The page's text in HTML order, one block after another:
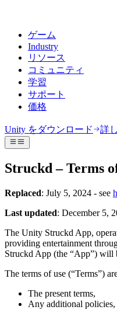
ゲーム
Industry
リソース
コミュニティ
学習
サポート
価格
Unityエンジン
任意のプラットフォーム
チームでの共同作業と迅
Unity をダウンロード
プランと価格
デプロイ
マルチプラットフォーム
Unity がサポートする 25
3Dコラボレーション
リアルタイムで3Dプロジ
没入型環境でのトレーニ
インタラクティブな3D体
業界
製造業
運用の卓越性を達成する
ドキュメント
公式ユーザーマニュアル
開発者ツール
リリースバージョンと問題
ロードマップ
今後の機能をレビューする
用語集
インサイト
ディスカッション
議論、問題解決、つながる
イベント
グローバルおよびローカル
コミュニティストーリー
Made with Unity
Unityクリエイターの紹介
開発者、クリエイター、
Unity Learn
Unityトレーナーでチーム
Unity初心者向け
スタートガイド
学習を開始しましょう
Unityエッセンシャルパス
ヘルプを得る
Unityで成功するためのサ
専門的なサポートで目標
よくある質問への回答
お問い合わせ
私たちのチームに連絡する
Unity をダウンロード 詳
Struckd – Terms
Replaced: July 5, 2024 - see
Last updated: December 5,
The Unity Struckd App,
providing entertainment
Struckd App (the “App”) will
The terms of use (“Terms”)
The present terms,
Any additional